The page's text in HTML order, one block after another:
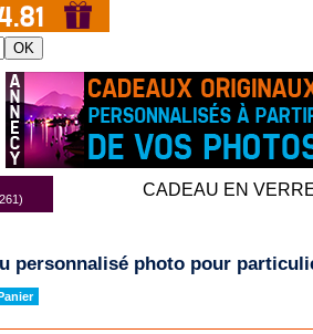
OK
CADEAU EN
personnalisé photo pour